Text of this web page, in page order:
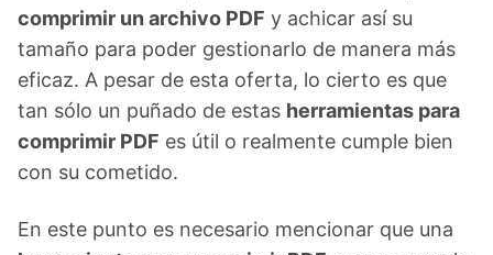
comprimir un archivo PDF y achicar así su
tamaño para poder gestionarlo de manera más
eficaz. A pesar de esta oferta, lo cierto es que
tan sólo un puñado de estas herramientas para
comprimir PDF es útil o realmente cumple bien
con su cometido.
En este punto es necesario mencionar que una